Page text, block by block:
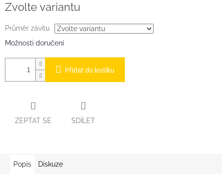
Zvolte variantu
Průměr závitu
Možnosti doručení
Přidat do košíku
ZEPTAT SE SDÍLET
Popis Diskuze